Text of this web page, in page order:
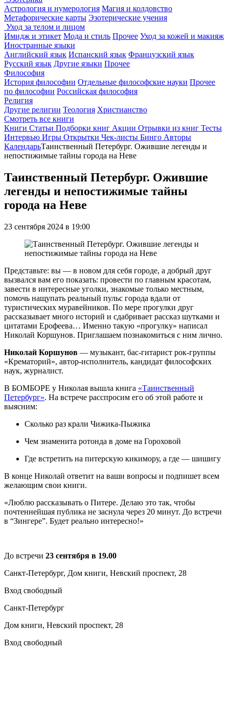
Астрология и нумерология Магия и колдовство
Метафорические карты Эзотерические учения
Уход за телом и лицом
Имидж и этикет Мода и стиль Прочее Уход за кожей и макияж
Иностранные языки
Английский язык Испанский язык Французский язык
Русский язык Другие языки Прочее
Философия
История философии Отдельные философские науки Прочее
по философии Российская философия
Религия
Другие религии Теология Христианство
Смотреть все книги
Книги Статьи Подборки книг Акции Отрывки из книг Тесты
Интервью Игры Открытки Чек-листы Бинго Авторы
КалендарьТаинственный Петербург. Ожившие легенды и
непостижимые тайны города на Неве
Таинственный Петербург. Ожившие
легенды и непостижимые тайны
города на Неве
23 сентября 2024 в 19:00
Представьте: вы — в новом для себя городе, а добрый друг
вызвался вам его показать: провести по главным красотам,
завести в интересные уголки, знакомые только местным,
помочь нащупать реальный пульс города вдали от
туристических муравейников. По мере прогулки друг
рассказывает много историй и сдабривает рассказ шутками и
цитатами Ерофеева… Именно такую «прогулку» написал
Николай Коршунов. Приглашаем познакомиться с ним лично.
Николай Коршунов — музыкант, бас-гитарист рок-группы
«Крематорий», автор-исполнитель, кандидат философских
наук, журналист.
В БОМБОРЕ у Николая вышла книга «Таинственный
Петербург». На встрече расспросим его об этой работе и
выясним:
Сколько раз крали Чижика-Пыжика
Чем знаменита ротонда в доме на Гороховой
Где встретить на питерскую кикимору, а где — шишигу
В конце Николай ответит на ваши вопросы и подпишет всем
желающим свои книги.
«Люблю рассказывать о Питере. Делаю это так, чтобы
почтеннейшая публика не заснула через 20 минут. До встречи
в “Зингере”. Будет реально интересно!»
До встречи 23 сентября в 19.00
Санкт-Петербург, Дом книги, Невский проспект, 28
Вход свободный
Санкт-Петербург
Дом книги, Невский проспект, 28
Вход свободный